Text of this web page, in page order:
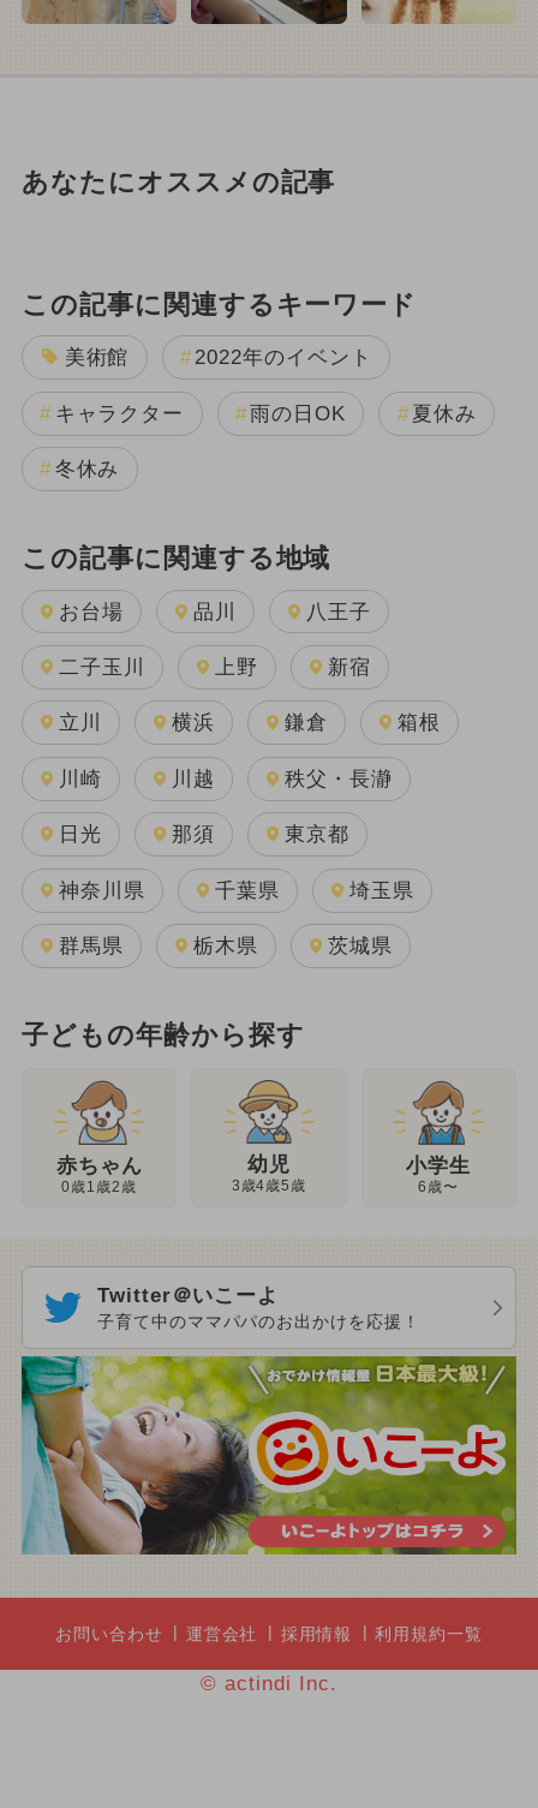
あなたにオススメの記事
この記事に関連するキーワード
美術館 2022年のイベント
キャラクター 雨の日OK 夏休み
冬休み
この記事に関連する地域
お台場 品川 八王子
二子玉川 上野 新宿
立川 横浜 鎌倉 箱根
川崎 川越 秩父・長瀞
日光 那須 東京都
神奈川県 千葉県 埼玉県
群馬県 栃木県 茨城県
子どもの年齢から探す
赤ちゃん
0歳1歳2歳
幼児
3歳4歳5歳
小学生
6歳〜
Twitter＠いこーよ
子育て中のママパパのお出かけを応援！
お問い合わせ 運営会社 採用情報 利用規約一覧
© actindi Inc.